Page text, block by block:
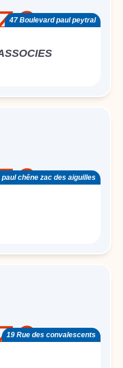
47 Boulevard paul peytral
chêne zac des aiguilles
19 Rue des convalescents